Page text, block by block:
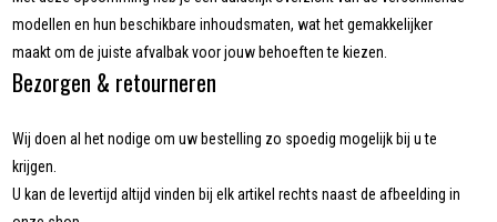
modellen en hun beschikbare inhoudsmaten, wat het gemakkelijker
maakt om de juiste afvalbak voor jouw behoeften te kiezen.
Bezorgen & retourneren
Wij doen al het nodige om uw bestelling zo spoedig mogelijk bij u te
krijgen.
U kan de levertijd altijd vinden bij elk artikel rechts naast de afbeelding in